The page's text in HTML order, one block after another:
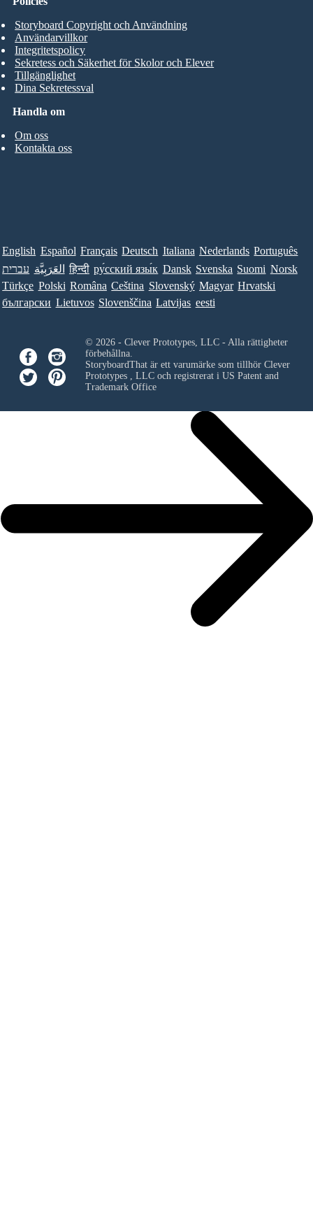
Handla om
Om oss
Kontakta oss
Storyboard Copyright och Användning
Användarvillkor
Integritetspolicy
Sekretess och Säkerhet för Skolor och Elever
Tillgänglighet
Dina Sekretessval
English Español Français Deutsch Italiana Nederlands Português
עברית العَرَبِيَّة हिन्दी ру́сский язы́к Dansk Svenska Suomi Norsk
Türkçe Polski Româna Ceština Slovenský Magyar Hrvatski
български Lietuvos Slovenščina Latvijas eesti
© 2026 - Clever Prototypes, LLC - Alla rättigheter
förbehållna.
StoryboardThat är ett varumärke som tillhör Clever
Prototypes , LLCoch registrerat i US Patent and
Trademark Office